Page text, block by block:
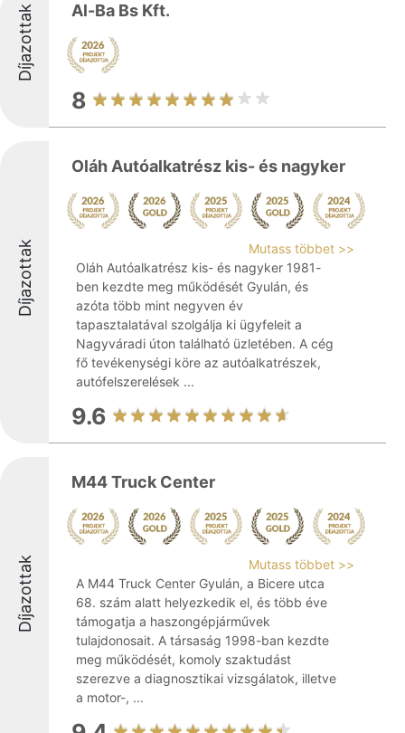
Díjazottak Al-Ba Bs Kft.
8
Díjazottak
Oláh Autóalkatrész kis- és nagyker
Mutass többet >>
Oláh Autóalkatrész kis- és nagyker 1981-
ben kezdte meg működését Gyulán, és
azóta több mint negyven év
tapasztalatával szolgálja ki ügyfeleit a
Nagyváradi úton található üzletében. A cég
fő tevékenységi köre az autóalkatrészek,
autófelszerelések ...
9.6
Díjazottak
M44 Truck Center
Mutass többet >>
A M44 Truck Center Gyulán, a Bicere utca
68. szám alatt helyezkedik el, és több éve
támogatja a haszongépjárművek
tulajdonosait. A társaság 1998-ban kezdte
meg működését, komoly szaktudást
szerezve a diagnosztikai vizsgálatok, illetve
a motor-, ...